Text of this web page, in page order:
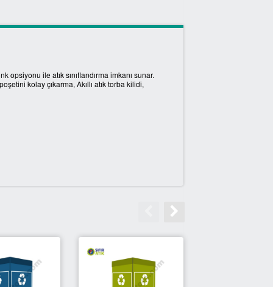
opsiyonu ile atık sınıflandırma imkanı sunar.
kolay çıkarma, Akıllı atık torba kilidi,